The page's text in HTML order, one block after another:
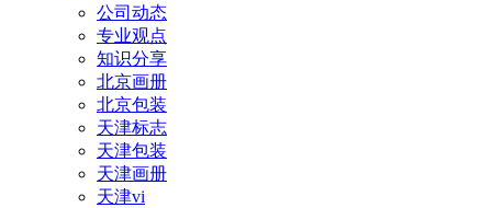
公司动态
专业观点
知识分享
北京画册
北京包装
天津标志
天津包装
天津画册
天津vi